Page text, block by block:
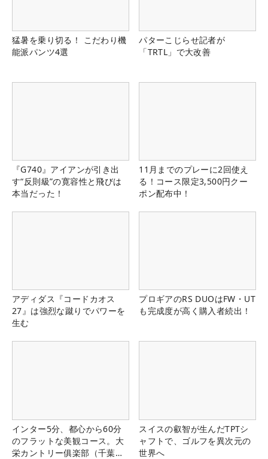
猛暑を乗り切る！ こだわり機
能派パンツ4選
パターこじらせ記者が
「TRTL」で大改善
『G740』アイアンが引き出
す“反則級”の寛容性と飛びは
本当だった！
11月までのプレーに2回使え
る！コース限定3,500円クー
ポン配布中！
アディダス『コードカオス
27』は強烈な蹴りでパワーを
生む
プロギアのRS DUOはFW・UT
も完成度が高く購入者続出！
インター5分、都心から60分
のフラットな美観コース。大
栄カントリー俱楽部（千葉
スイスの叡智が生んだTPTシ
ャフトで、ゴルフを異次元の
世界へ